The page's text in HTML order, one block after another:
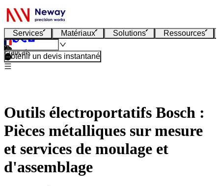
Services Matériaux Solutions Ressources
Français
Obtenir un devis instantané
Outils électroportatifs Bosch :
Pièces métalliques sur mesure
et services de moulage et
d'assemblage